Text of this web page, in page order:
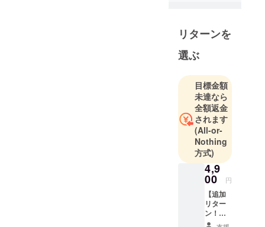
ングでの商
目指して、
ターとのコ
ラボ企画や
自社オリジ
ナルのアイ
テム企画を
行ってま
す。
◾️営業日のご
営業時間：
リターンを
選ぶ
目標金額
未達なら
全額返金
されます
(All-or-
Nothing
方式)
4,9
00 円
【追加
リター
ン！】
モバイ